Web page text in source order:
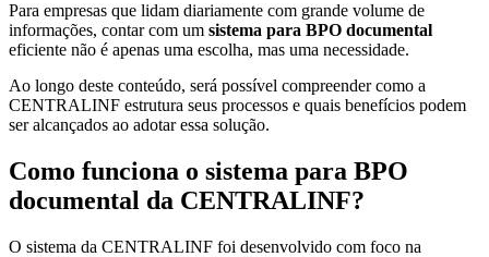
Para empresas que lidam diariamente com grande volume de
informações, contar com um sistema para BPO documental
eficiente não é apenas uma escolha, mas uma necessidade.
Ao longo deste conteúdo, será possível compreender como a
CENTRALINF estrutura seus processos e quais benefícios podem
ser alcançados ao adotar essa solução.
Como funciona o sistema para BPO
documental da CENTRALINF?
O sistema da CENTRALINF foi desenvolvido com foco na